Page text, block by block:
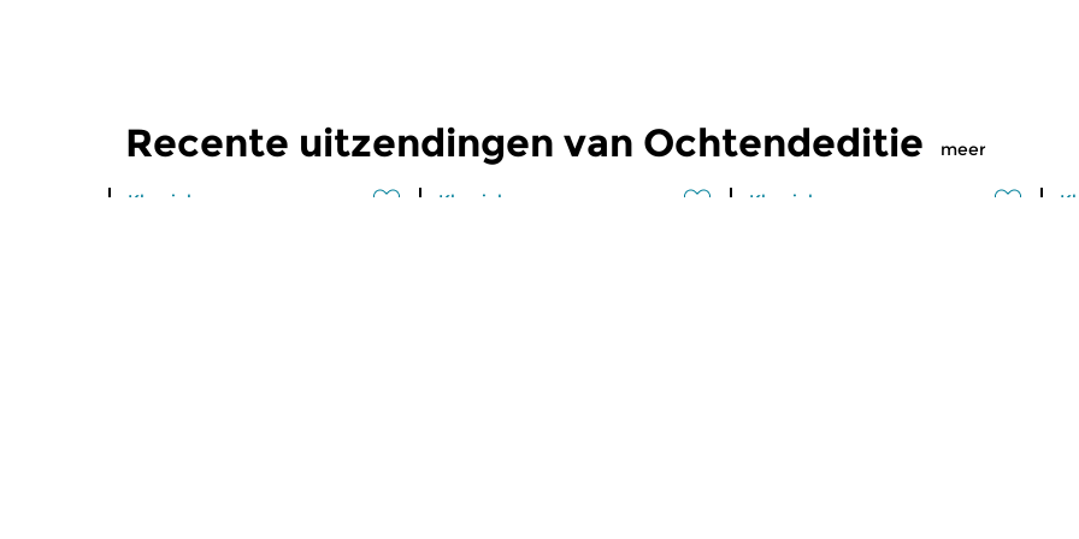
Recente uitzendingen van Ochtendeditie meer
Klassiek Klassiek Klassiek